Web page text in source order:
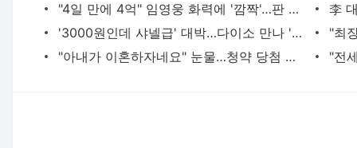
"4일 만에 4억" 임영웅 화력에 '깜짝'…판 벌린 네이버 일냈다
'3000원인데 샤넬급' 대박…다이소 만나 '인생 역전' 썼다
"아내가 이혼하자네요" 눈물…청약 당첨 후 벌어진 일 [주간이집]